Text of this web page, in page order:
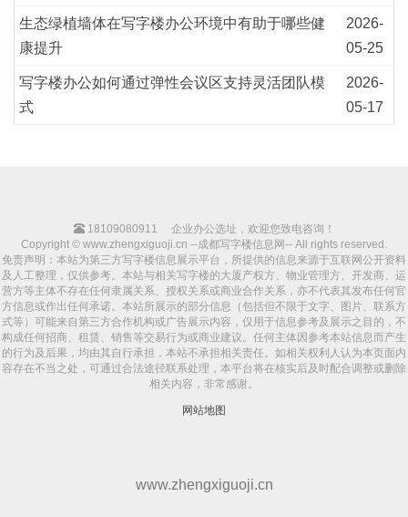
生态绿植墙体在写字楼办公环境中有助于哪些健
康提升
2026-
05-25
写字楼办公如何通过弹性会议区支持灵活团队模
式
2026-
05-17
18109080911
企业办公选址，欢迎您致电咨询！
Copyright © www.zhengxiguoji.cn --成都写字楼信息网-- All rights reserved.
免责声明：本站为第三方写字楼信息展示平台，所提供的信息来源于互联网公开资料
及人工整理，仅供参考。本站与相关写字楼的大厦产权方、物业管理方、开发商、运
营方等主体不存在任何隶属关系、授权关系或商业合作关系，亦不代表其发布任何官
方信息或作出任何承诺。本站所展示的部分信息（包括但不限于文字、图片、联系方
式等）可能来自第三方合作机构或广告展示内容，仅用于信息参考及展示之目的，不
构成任何招商、租赁、销售等交易行为或商业建议。任何主体因参考本站信息而产生
的行为及后果，均由其自行承担，本站不承担相关责任。如相关权利人认为本页面内
容存在不当之处，可通过合法途径联系处理，本平台将在核实后及时配合调整或删除
相关内容，非常感谢。
网站地图
www.zhengxiguoji.cn